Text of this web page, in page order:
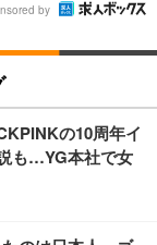
by
の10周年イ
も…YG本社で女